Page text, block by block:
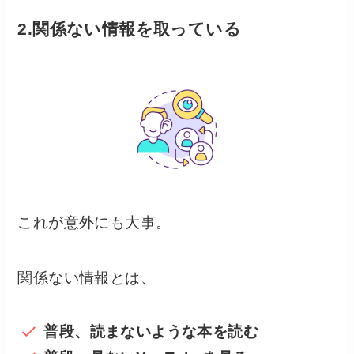
2.関係ない情報を取っている
これが意外にも大事。
関係ない情報とは、
普段、読まないような本を読む